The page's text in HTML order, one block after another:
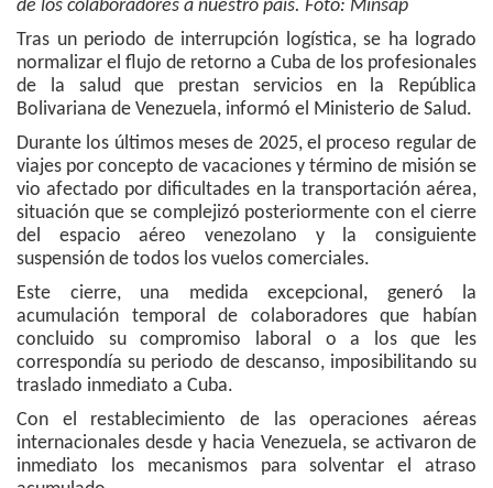
de los colaboradores a nuestro país. Foto: Minsap
Tras un periodo de interrupción logística, se ha logrado
normalizar el flujo de retorno a Cuba de los profesionales
de la salud que prestan servicios en la República
Bolivariana de Venezuela, informó el Ministerio de Salud.
Durante los últimos meses de 2025, el proceso regular de
viajes por concepto de vacaciones y término de misión se
vio afectado por dificultades en la transportación aérea,
situación que se complejizó posteriormente con el cierre
del espacio aéreo venezolano y la consiguiente
suspensión de todos los vuelos comerciales.
Este cierre, una medida excepcional, generó la
acumulación temporal de colaboradores que habían
concluido su compromiso laboral o a los que les
correspondía su periodo de descanso, imposibilitando su
traslado inmediato a Cuba.
Con el restablecimiento de las operaciones aéreas
internacionales desde y hacia Venezuela, se activaron de
inmediato los mecanismos para solventar el atraso